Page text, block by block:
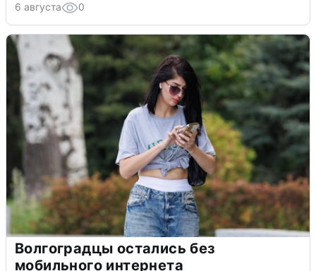
6 августа 0
Волгоградцы остались без
мобильного интернета